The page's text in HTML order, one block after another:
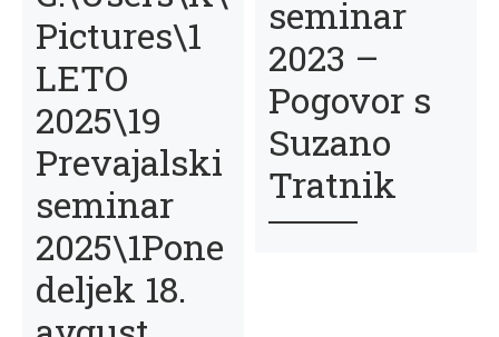
Pictures\1
LETO
2025\19
Prevajalski
seminar
2025\1Pone
deljek 18.
seminar
2023 –
Pogovor s
Suzano
Tratnik